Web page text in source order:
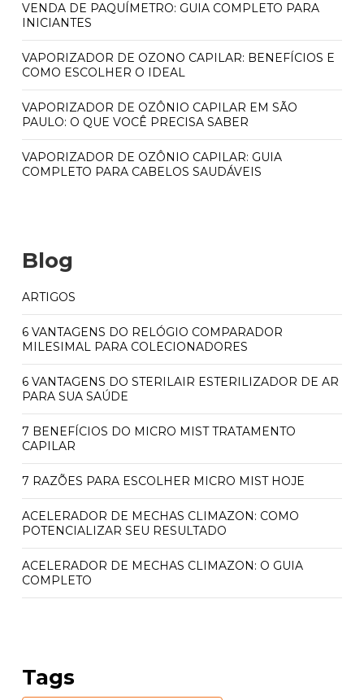
VENDA DE PAQUÍMETRO: GUIA COMPLETO PARA
INICIANTES
VAPORIZADOR DE OZONO CAPILAR: BENEFÍCIOS E
COMO ESCOLHER O IDEAL
VAPORIZADOR DE OZÔNIO CAPILAR EM SÃO
PAULO: O QUE VOCÊ PRECISA SABER
VAPORIZADOR DE OZÔNIO CAPILAR: GUIA
COMPLETO PARA CABELOS SAUDÁVEIS
Blog
ARTIGOS
6 VANTAGENS DO RELÓGIO COMPARADOR
MILESIMAL PARA COLECIONADORES
6 VANTAGENS DO STERILAIR ESTERILIZADOR DE AR
PARA SUA SAÚDE
7 BENEFÍCIOS DO MICRO MIST TRATAMENTO
CAPILAR
7 RAZÕES PARA ESCOLHER MICRO MIST HOJE
ACELERADOR DE MECHAS CLIMAZON: COMO
POTENCIALIZAR SEU RESULTADO
ACELERADOR DE MECHAS CLIMAZON: O GUIA
COMPLETO
ACESSÍVEL
Tags